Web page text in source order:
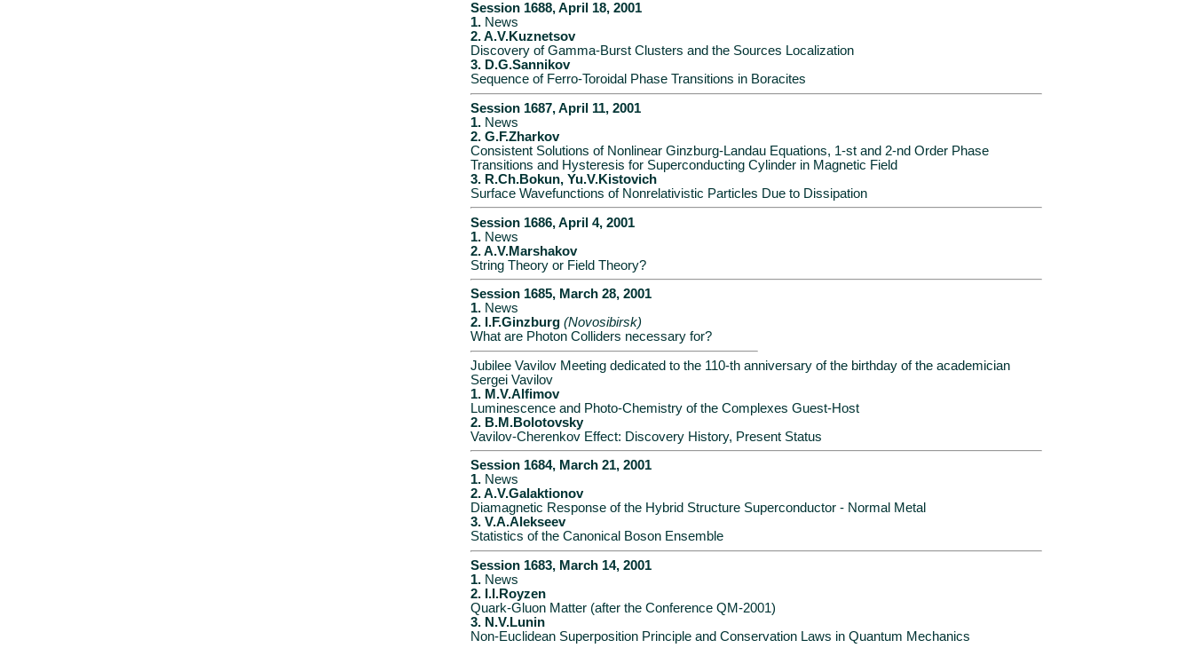
Session 1688, April 18, 2001
1. News
2. A.V.Kuznetsov
Discovery of Gamma-Burst Clusters and the Sources Localization
3. D.G.Sannikov
Sequence of Ferro-Toroidal Phase Transitions in Boracites
Session 1687, April 11, 2001
1. News
2. G.F.Zharkov
Consistent Solutions of Nonlinear Ginzburg-Landau Equations, 1-st and 2-nd Order Phase
Transitions and Hysteresis for Superconducting Cylinder in Magnetic Field
3. R.Ch.Bokun, Yu.V.Kistovich
Surface Wavefunctions of Nonrelativistic Particles Due to Dissipation
Session 1686, April 4, 2001
1. News
2. A.V.Marshakov
String Theory or Field Theory?
Session 1685, March 28, 2001
1. News
2. I.F.Ginzburg (Novosibirsk)
What are Photon Colliders necessary for?
Jubilee Vavilov Meeting dedicated to the 110-th anniversary of the birthday of the academician
Sergei Vavilov
1. M.V.Alfimov
Luminescence and Photo-Chemistry of the Complexes Guest-Host
2. B.M.Bolotovsky
Vavilov-Cherenkov Effect: Discovery History, Present Status
Session 1684, March 21, 2001
1. News
2. A.V.Galaktionov
Diamagnetic Response of the Hybrid Structure Superconductor - Normal Metal
3. V.A.Alekseev
Statistics of the Canonical Boson Ensemble
Session 1683, March 14, 2001
1. News
2. I.I.Royzen
Quark-Gluon Matter (after the Conference QM-2001)
3. N.V.Lunin
Non-Euclidean Superposition Principle and Conservation Laws in Quantum Mechanics